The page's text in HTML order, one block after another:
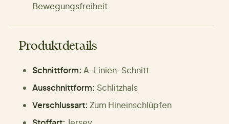
Bewegungsfreiheit
Produktdetails
Schnittform: A-Linien-Schnitt
Ausschnittform: Schlitzhals
Verschlussart: Zum Hineinschlüpfen